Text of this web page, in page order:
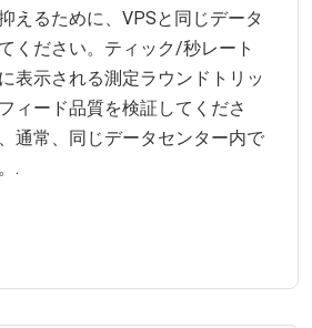
えるために、VPSと同じデータ
ください。ティック/秒レート
表示される測定ラウンドトリッ
ィード品質を検証してくださ
通常、同じデータセンター内で
.